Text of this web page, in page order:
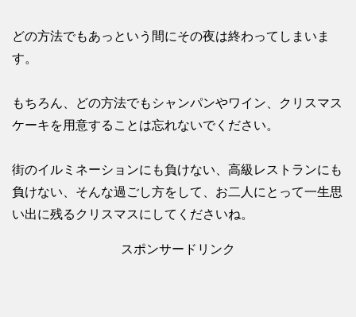
どの方法でもあっという間にその夜は終わってしまいま
す。
もちろん、どの方法でもシャンパンやワイン、クリスマス
ケーキを用意することは忘れないでください。
街のイルミネーションにも負けない、高級レストランにも
負けない、そんな過ごし方をして、お二人にとって一生思
い出に残るクリスマスにしてくださいね。
スポンサードリンク